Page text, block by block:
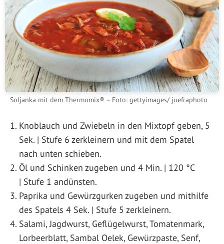
Soljanka mit dem Thermomix® – Foto: gettyimages/ juefraphoto
Knoblauch und Zwiebeln in den Mixtopf geben, 5
Sek. | Stufe 6 zerkleinern und mit dem Spatel
nach unten schieben.
Öl und Schinken zugeben und 4 Min. | 120 °C
| Stufe 1 andünsten.
Paprika und Gewürzgurken zugeben und mithilfe
des Spatels 4 Sek. | Stufe 5 zerkleinern.
Salami, Jagdwurst, Geflügelwurst, Tomatenmark,
Lorbeerblatt, Sambal Oelek, Gewürzpaste, Senf,